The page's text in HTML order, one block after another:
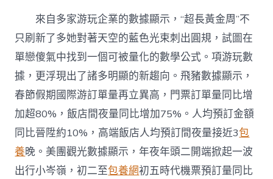
中
來自多家游玩企業的數據顯示，“超長黃金周”不
只刷新了多她對著天空的藍色光束刺出圓規，試圖在
單戀傻氣中找到一個可被量化的數學公式。項游玩數
據，更浮現出了諸多明顯的新趨向。飛豬數據顯示，
春節假期國際游訂單量再立異高，門票訂單量同比增
加超80%，飯店間夜量同比增加75%。人均預訂金額
同比晉陞約10%，高端飯店人均預訂間夜量接近3包
養晚。美團觀光數據顯示，年夜年頭二開端掀起一波
出行小岑嶺，初二至包養網初五時代機票預訂量同比